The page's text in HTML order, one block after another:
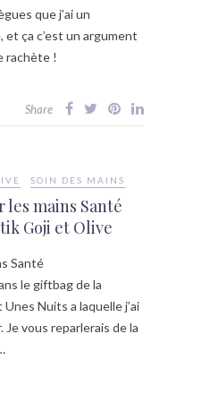
que j’ai un
et ça c’est un argument
rachète !
Share
SOIN DES MAINS
les mains Santé
Goji et Olive
Santé
le giftbag de la
Nuits a laquelle j’ai
Je vous reparlerais de la